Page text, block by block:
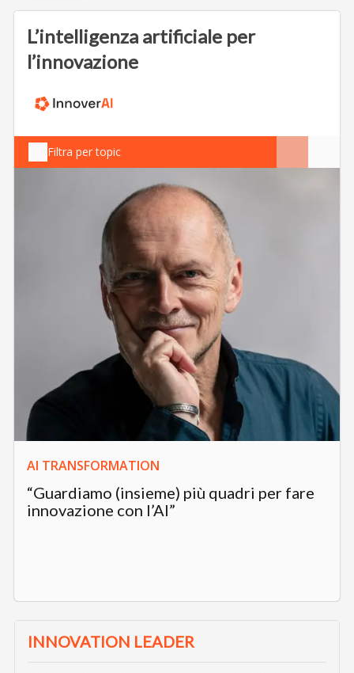
L’intelligenza artificiale per
l’innovazione
Filtra per topic
AI TRANSFORMATION
“Guardiamo (insieme) più quadri per fare
innovazione con l’AI”
INNOVATION LEADER